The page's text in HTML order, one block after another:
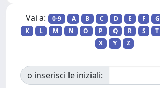
Vai a: 0-9 A B C D E F G
K
L M N O P Q R S T
X
Y Z
o inserisci le iniziali: